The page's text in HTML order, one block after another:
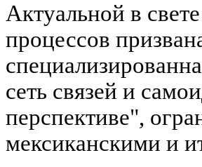
Актуальной в
процессов
сеть связей и
перспективе",
мексиканскими и